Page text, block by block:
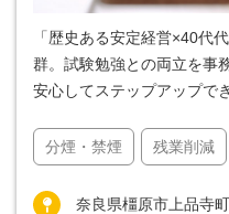
「歴史ある安定経営×40代
群。試験勉強との両立を事
安心してステップアップで
分煙・禁煙 残業削減
奈良県橿原市上品寺